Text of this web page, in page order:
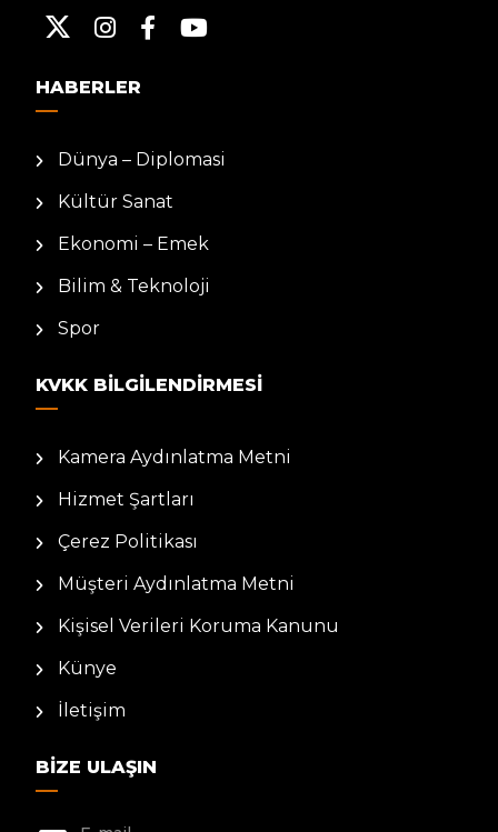
HABERLER
Dünya – Diplomasi
Kültür Sanat
Ekonomi – Emek
Bilim & Teknoloji
Spor
KVKK BILGILENDIRMESI
Kamera Aydınlatma Metni
Hizmet Şartları
Çerez Politikası
Müşteri Aydınlatma Metni
Kişisel Verileri Koruma Kanunu
Künye
İletişim
BIZE ULAŞIN